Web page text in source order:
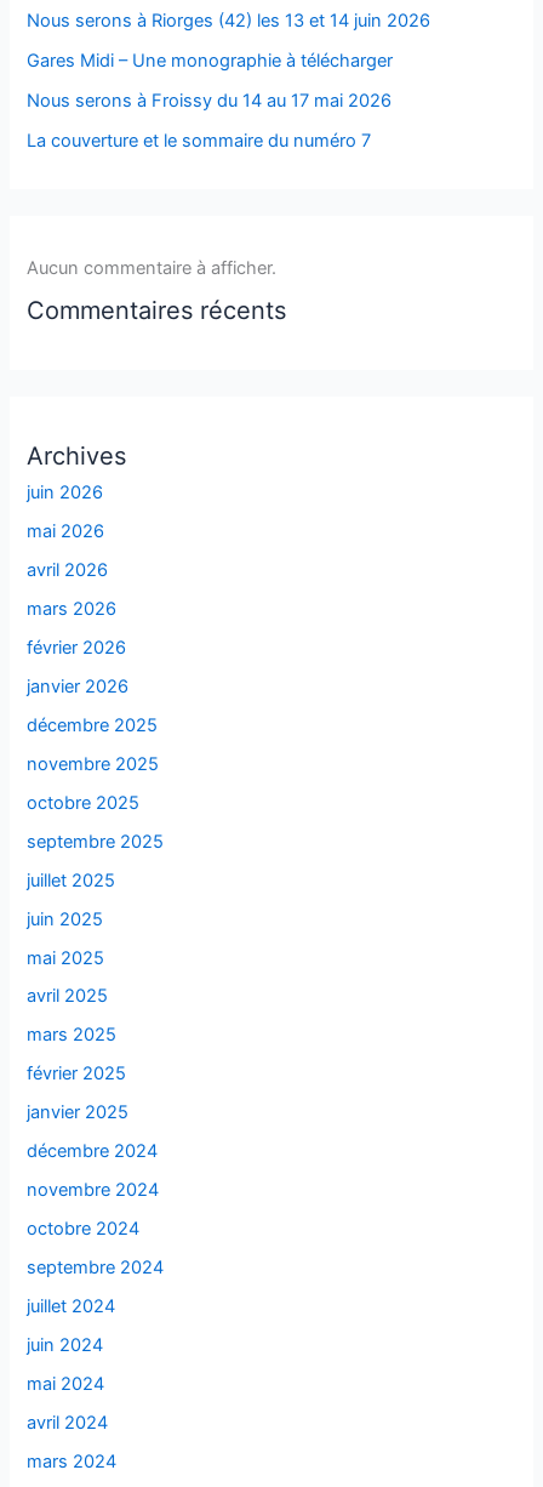
Nous serons à Riorges (42) les 13 et 14 juin 2026
Gares Midi – Une monographie à télécharger
Nous serons à Froissy du 14 au 17 mai 2026
La couverture et le sommaire du numéro 7
Aucun commentaire à afficher.
Commentaires récents
Archives
juin 2026
mai 2026
avril 2026
mars 2026
février 2026
janvier 2026
décembre 2025
novembre 2025
octobre 2025
septembre 2025
juillet 2025
juin 2025
mai 2025
avril 2025
mars 2025
février 2025
janvier 2025
décembre 2024
novembre 2024
octobre 2024
septembre 2024
juillet 2024
juin 2024
mai 2024
avril 2024
mars 2024